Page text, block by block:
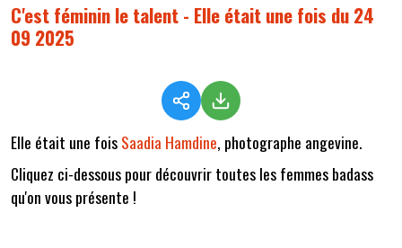
C'est féminin le talent - Elle était une fois du 24
09 2025
Elle était une foisSaadia Hamdine, photographe angevine.
Cliquez ci-dessous pour découvrir toutes les femmes badass
qu'on vous présente !